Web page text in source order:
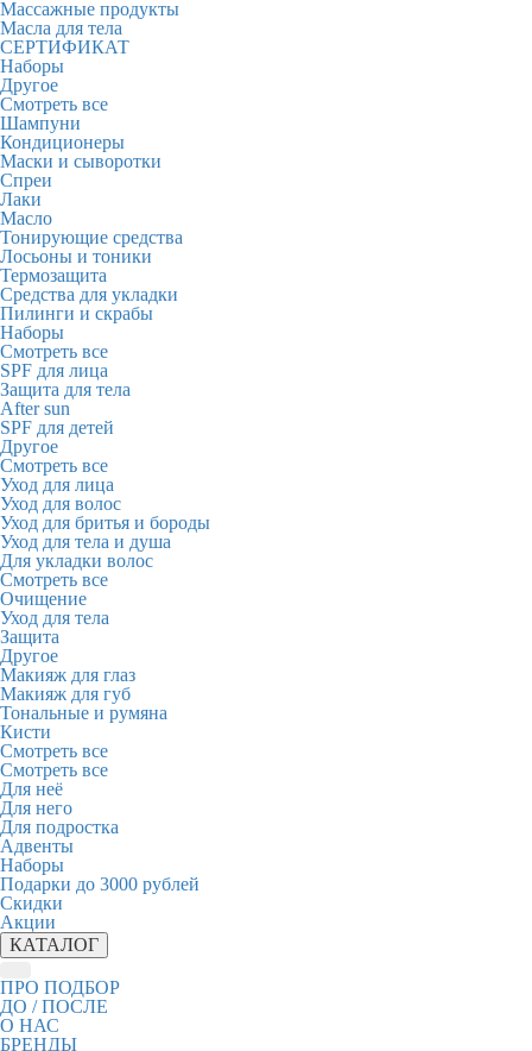
Массажные продукты
Масла для тела
СЕРТИФИКАТ
Наборы
Другое
Смотреть все
Шампуни
Кондиционеры
Маски и сыворотки
Спреи
Лаки
Масло
Тонирующие средства
Лосьоны и тоники
Термозащита
Средства для укладки
Пилинги и скрабы
Наборы
Смотреть все
SPF для лица
Защита для тела
After sun
SPF для детей
Другое
Смотреть все
Уход для лица
Уход для волос
Уход для бритья и бороды
Уход для тела и душа
Для укладки волос
Смотреть все
Очищение
Уход для тела
Защита
Другое
Макияж для глаз
Макияж для губ
Тональные и румяна
Кисти
Смотреть все
Смотреть все
Для неё
Для него
Для подростка
Адвенты
Наборы
Подарки до 3000 рублей
Скидки
Акции
КАТАЛОГ
ПРО ПОДБОР
ДО / ПОСЛЕ
О НАС
БРЕНДЫ